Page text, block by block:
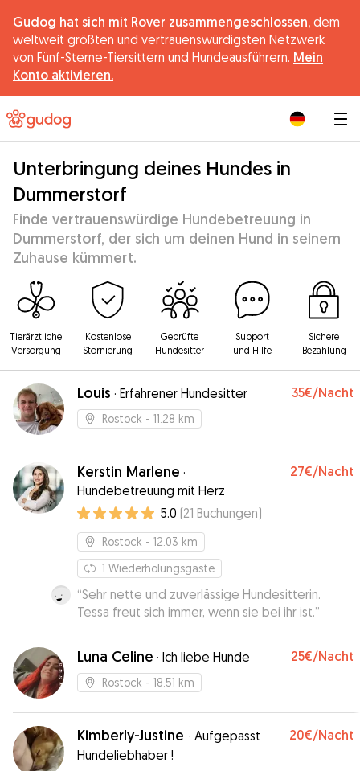
Gudog hat sich mit Rover zusammengeschlossen, dem
weltweit größten und vertrauenswürdigsten Netzwerk
von Fünf-Sterne-Tiersittern und Hundeausführern. Mein
Konto aktivieren.
Unterbringung deines Hundes in
Dummerstorf
Finde vertrauenswürdige Hundebetreuung in
Dummerstorf, der sich um deinen Hund in seinem
Zuhause kümmert.
Tierärztliche
Versorgung
Kostenlose
Stornierung
Geprüfte
Hundesitter
Support
und Hilfe
Sichere
Bezahlung
Louis · Erfahrener Hundesitter 35€/Nacht
Rostock - 11.28 km
Kerstin Marlene ·
Hundebetreuung mit Herz
27€/Nacht
5.0 (21 Buchungen)
Rostock - 12.03 km
1 Wiederholungsgäste
“Sehr nette und zuverlässige Hundesitterin.
Tessa freut sich immer, wenn sie bei ihr ist.”
Luna Celine · Ich liebe Hunde 25€/Nacht
Rostock - 18.51 km
Kimberly-Justine · Aufgepasst
Hundeliebhaber !
20€/Nacht